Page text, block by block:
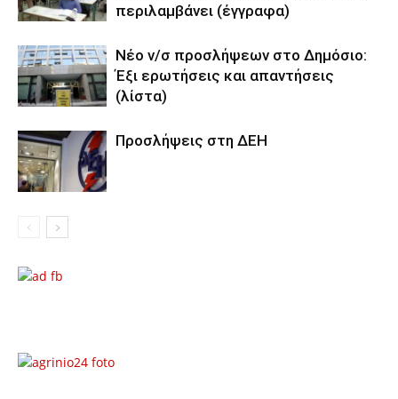
περιλαμβάνει (έγγραφα)
Νέο ν/σ προσλήψεων στο Δημόσιο:
Έξι ερωτήσεις και απαντήσεις
(λίστα)
Προσλήψεις στη ΔΕΗ